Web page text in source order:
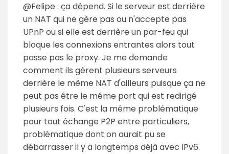
@Felipe : ça dépend. Si le serveur est derrière
un NAT qui ne gère pas ou n'accepte pas
UPnP ou si elle est derrière un par-feu qui
bloque les connexions entrantes alors tout
passe pas le proxy. Je me demande
comment ils gèrent plusieurs serveurs
derrière le même NAT d'ailleurs puisque ça ne
peut pas être le même port qui est redirigé
plusieurs fois. C'est la même problématique
pour tout échange P2P entre particuliers,
problématique dont on aurait pu se
débarrasser il y a longtemps déjà avec IPv6.